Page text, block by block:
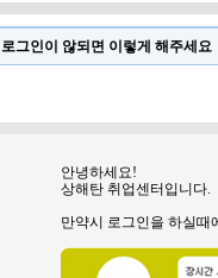
로그인이 않되면 이렇게 해주세요
안녕하세요!
상해탄 취업센터입니다.
만약시 로그인을 하실때